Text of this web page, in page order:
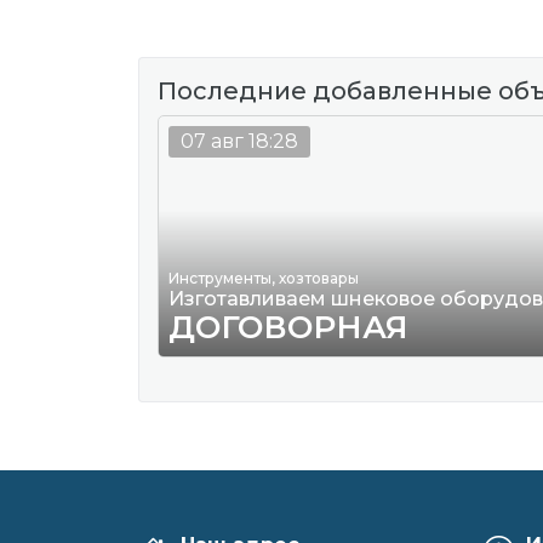
Последние добавленные
Инструменты, хозтовары
Изготавливаем шнековое
ДОГОВОРНАЯ
07 авг 18:28